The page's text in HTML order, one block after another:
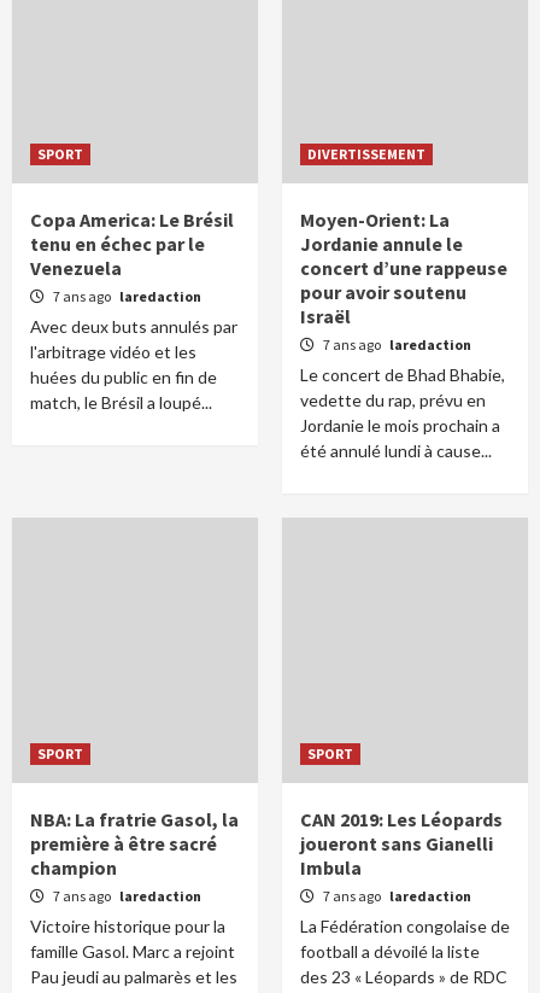
SPORT
Copa America: Le Brésil
tenu en échec par le
Venezuela
7 ans ago laredaction
Avec deux buts annulés par
l'arbitrage vidéo et les
huées du public en fin de
match, le Brésil a loupé...
DIVERTISSEMENT
Moyen-Orient: La
Jordanie annule le
concert d’une rappeuse
pour avoir soutenu
Israël
7 ans ago laredaction
Le concert de Bhad Bhabie,
vedette du rap, prévu en
Jordanie le mois prochain a
été annulé lundi à cause...
SPORT
NBA: La fratrie Gasol, la
première à être sacré
champion
7 ans ago laredaction
Victoire historique pour la
famille Gasol. Marc a rejoint
Pau jeudi au palmarès et les
SPORT
CAN 2019: Les Léopards
joueront sans Gianelli
Imbula
7 ans ago laredaction
La Fédération congolaise de
football a dévoilé la liste
des 23 « Léopards » de RDC